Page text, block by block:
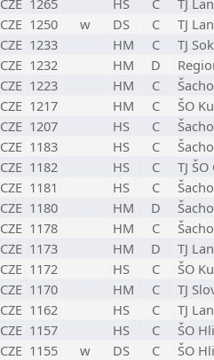
CZE 1265 HS C
TJ
CZE 1250 w DS C
TJ
CZE 1233 HM C
TJ
CZE 1232 HM D
CZE 1223 HM C
CZE 1217 HM C
ŠO
CZE 1207 HS C
CZE 1183 HS C
CZE 1182 HS C
TJ
CZE 1181 HS C
CZE 1180 HM D
CZE 1178 HM C
CZE 1173 HM D
TJ
CZE 1172 HS C
ŠO
CZE 1170 HM C
TJ
CZE 1162 HS C
TJ
CZE 1157 HS C
ŠO
CZE 1155 w DS C
ŠO